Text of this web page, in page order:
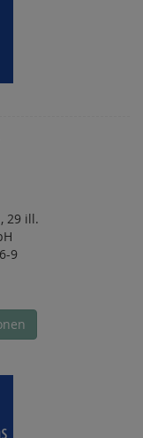
, 29 ill.
9